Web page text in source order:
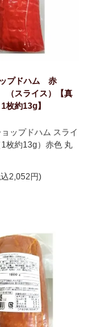
プドハム 赤
スライス）【真
枚約13g】
ップドハム スライ
1枚約13g）赤色 丸
2,052円)